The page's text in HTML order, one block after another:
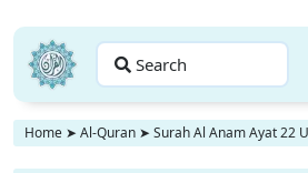
Search
Home ➤ Al-Quran ➤ Surah Al Anam Ayat 22